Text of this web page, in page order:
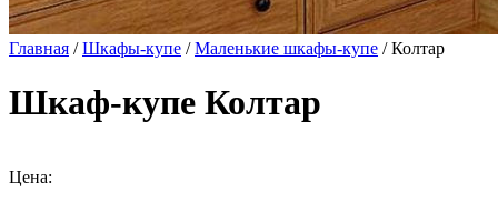
Главная /Шкафы-купе /Маленькие шкафы-купе / Колтар
Шкаф-купе Колтар
Цена: